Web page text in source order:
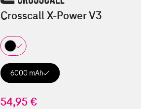
Crosscall X-Power V3
6000 mAh
54,95 €